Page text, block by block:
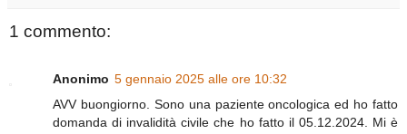
1 commento:
Anonimo 5 gennaio 2025 alle ore 10:32
AVV buongiorno. Sono una paziente oncologica ed ho fatto
domanda di invalidità civile che ho fatto il 05.12.2024. Mi è